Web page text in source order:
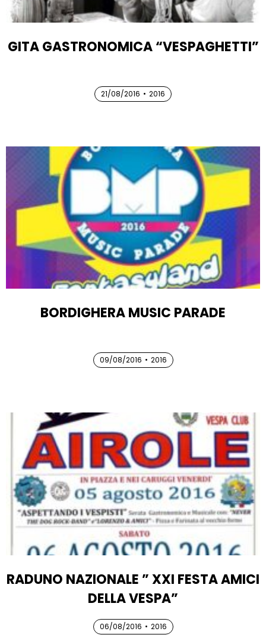
GITA GASTRONOMICA “VESPAGHETTI”
21/08/2016 • 2016
21/08/2016
BORDIGHERA MUSIC PARADE
09/08/2016 • 2016
09/08/2016
RADUNO NAZIONALE ” XXI FESTA AMICI
DELLA VESPA”
06/08/2016 • 2016
06/08/2016